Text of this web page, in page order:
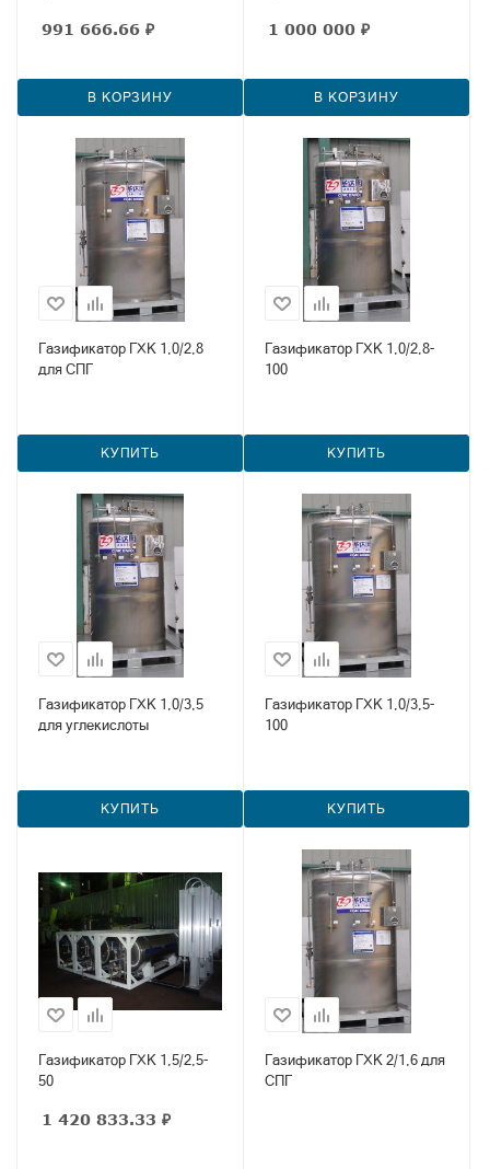
991 666.66 ₽
В КОРЗИНУ
1 000 000 ₽
В КОРЗИНУ
Газификатор ГХК 1,0/2,8
для СПГ
КУПИТЬ
Газификатор ГХК 1,0/2,8-
100
КУПИТЬ
Газификатор ГХК 1,0/3,5
для углекислоты
КУПИТЬ
Газификатор ГХК 1,0/3,5-
100
КУПИТЬ
Газификатор ГХК 1,5/2,5-
50
1 420 833.33 ₽
Газификатор ГХК 2/1,6 для
СПГ